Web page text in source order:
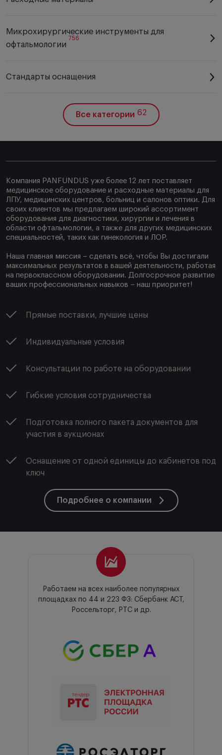
Микрохирургические инструменты для
офтальмологии
756
Стандарты оснащения
Все категории 62
Компания PANFUNDUS уже более 12 лет поставляет
медицинское оборудование и расходные материалы для
ЛПУ, медицинских центров, больниц и салонов оптики. Для
своих клиентов мы предлагаем широкий ассортимент
оборудования для диагностики, хирургии и лечения в
области офтальмологии, а также для других медицинских
специальностей, таких как гинекология и ЛОР.
Наша главная миссия – сделать всё, чтобы Вы достигали
максимальных результатов в вашей деятельности, работая
на первоклассном оборудовании. Долгосрочное развитие
ваших профессиональных навыков – наш приоритет!
Прямые поставки, лучшие цены
Индивидуальные условия
Консультации по работе на оборудовании
Гибкие условия сотрудничества
Подготовка полного пакета документов для
участия в аукционах
Оснащение от одной единицы до кабинетов под
ключ
Подробнее о компании
Работаем на всех наиболее популярных
площадках по 44 и 223 ФЗ: Сбербанк АСТ,
Россельторг, РТС и др.